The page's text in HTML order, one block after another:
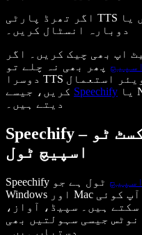
اگر تھرڈ پارٹی TTS وائس ہو تو لائسنس چیک کریں یا
دوبارہ انسٹال کریں۔
اپ بھی چیک کریں۔ اگر
پھر بھی نہ چلے تو
دوسرا TTS انجن یا تھرڈ پارٹی سافٹ ویئر استعمال
Speechify
دیتے ہیں۔
Speechify – بھروسہ مند ٹیکسٹ ٹو
اسپیچ ٹول
ٹول ہے جو iOS، Android،
Windows اور Mac پر آسانی سے چلتا ہے۔ اس سے آپ کوئی
ہیں۔ سپیڈ، آواز،
نوٹس جیسی سہولتیں بھی
دستیاب ہیں۔